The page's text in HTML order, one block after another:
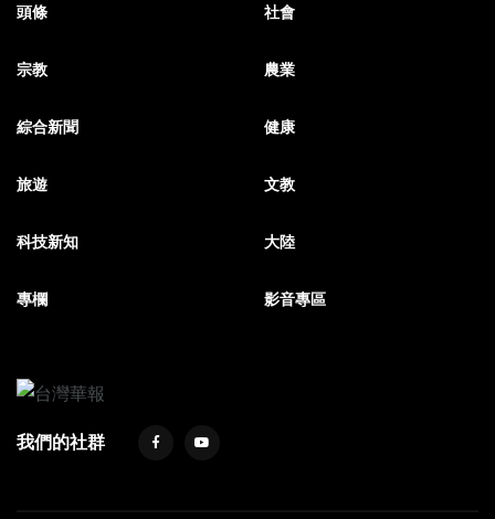
頭條 社會
宗教 農業
綜合新聞 健康
旅遊 文教
科技新知 大陸
專欄 影音專區
我們的社群